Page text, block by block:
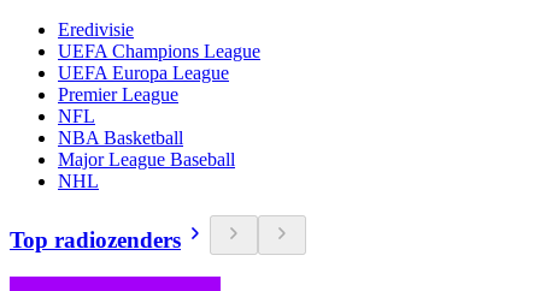
Eredivisie
UEFA Champions League
UEFA Europa League
Premier League
NFL
NBA Basketball
Major League Baseball
NHL
Top radiozenders